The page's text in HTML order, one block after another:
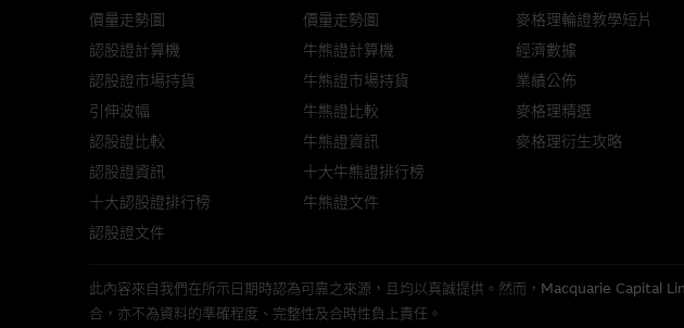
網站內容不構成要約及徵求要約，或作為任何合約的根據，以
而成，但不包括麥格理集團職員所知的資料。產品的過去業績並
在法律最大許可的情況下，麥格理集團及其任何相關公司或其
連結的第三者網站，在任何用途方面均可靠、完整、合時及準
網站內容的依賴而導致的損失或損毀，亦一概不會承擔責任或債務
與結構性產品有關的風險
價量走勢圖
認股證計算機
認股證市場持貨
引伸波幅
認股證比較
認股證資訊
十大認股證排行榜
認股證文件
價量走勢圖
牛熊證計算機
牛熊證市場持貨
牛熊證比較
牛熊證資訊
十大牛熊證排行榜
牛熊證文件
麥格理輪證教學短片
經濟數據
業績公佈
麥格理精選
麥格理衍生攻略
此內容來自我們在所示日期時認為可靠之來源，且均以真誠提供。然而，Macquarie Capital
合，亦不為資料的準確程度、完整性及合時性負上責任。